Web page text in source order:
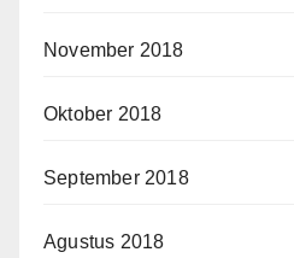
November 2018
Oktober 2018
September 2018
Agustus 2018